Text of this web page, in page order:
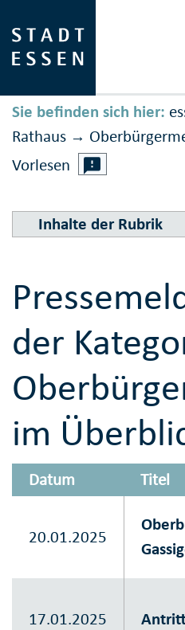
Sie befinden sich hier:
Rathaus →
Vorlesen
Inhalte der Rubrik
der
im
Datum Titel
20.01.2025
17.01.2025